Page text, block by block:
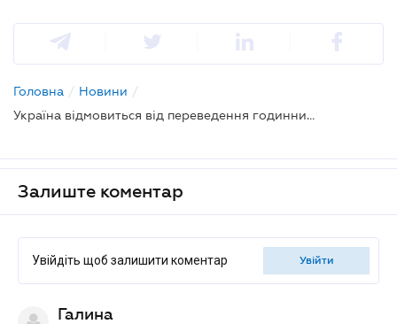
Головна / Новини /
Україна відмовиться від переведення годинників, щоб зменшити витрати з бюджету
Залиште коментар
Увійдіть щоб залишити коментар увійти
Галина